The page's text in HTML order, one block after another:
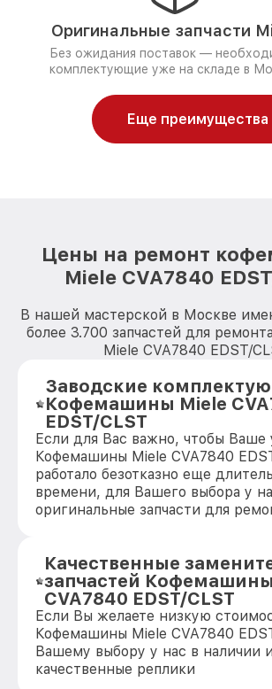
Оригинальные запчасти
Без ожидания поставок —
комплектующие уже на складе в
Еще преимущества
Цены на ремонт
Miele CVA7840
В нашей мастерской в Москве
более 3.700 запчастей для
Miele CVA7840 EDST/
Заводские
Кофемашины Miele
EDST/CLST
Если для Вас важно, чтобы Ваше
Кофемашины Miele CVA7840
работало безотказно еще
времени, для Вашего выбора у
оригинальные запчасти для
Качественные
запчастей
CVA7840 EDST/CLST
Если Вы желаете низкую
Кофемашины Miele CVA7840
Вашему выбору у нас в наличии
качественные реплики